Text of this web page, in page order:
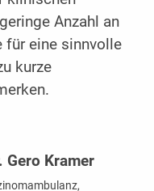
Anzahl an
für eine sinnvolle
kurze
Gero Kramer